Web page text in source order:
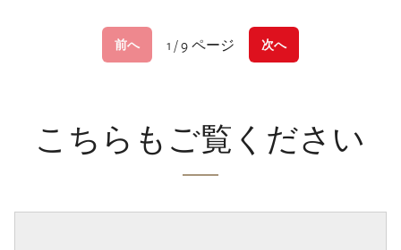
前へ 1 / 9 ページ 次へ
こちらもご覧ください